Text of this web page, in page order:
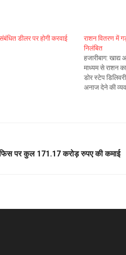
डीलर पर होगी करवाई
राशन वितरण में
निलंबित
हजारीबाग: खाद्य
माध्यम से राशन
डोर स्टेप
अनाज देने की
पर कुल 171.17 करोड़ रुपए की कमाई